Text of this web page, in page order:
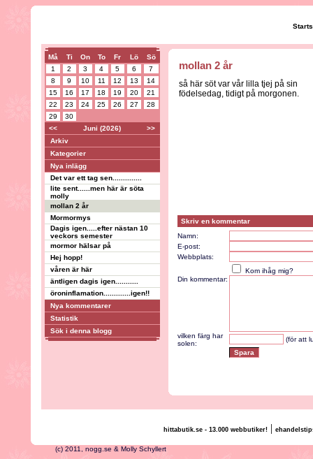
Må Ti On To Fr Lö
Sö
1
2 3 4 5 6
7
8
9 10 11 12 13
14
15
16 17 18 19 20
21
22
23 24 25 26 27
28
29
30
<<
Juni (2026)
>>
Arkiv
Kategorier
Nya inlägg
Det var ett tag sen..............
lite sent......men här är söta
molly
mollan 2 år
Mormormys
Dagis igen.....efter nästan 10
veckors semester
mormor hälsar på
Hej hopp!
våren är här
äntligen dagis igen...........
öroninflamation.............igen!!
Nya kommentarer
Statistik
Sök i denna blogg
mollan 2 år
så här söt var vår lilla tjej på sin
födelsedag, tidigt på morgonen.
Skriv en kommentar
Namn:
E-post:
Webbplats:
Kom ihåg mig?
Din kommentar:
vilken färg har
solen:
(för att
hittabutik.se - 13.000 webbutiker!|
(c) 2011, nogg.se & Molly Schyllert